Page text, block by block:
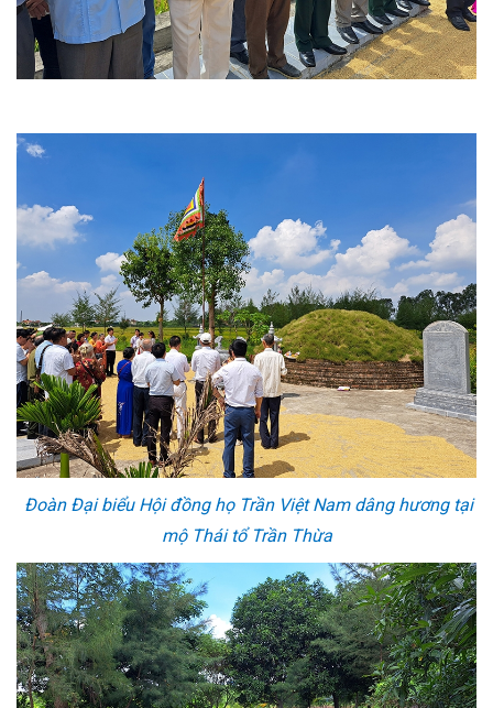
Đoàn Đại biểu Hội đồng họ Trần Việt Nam dâng hương tại
mộ Thái tổ Trần Thừa